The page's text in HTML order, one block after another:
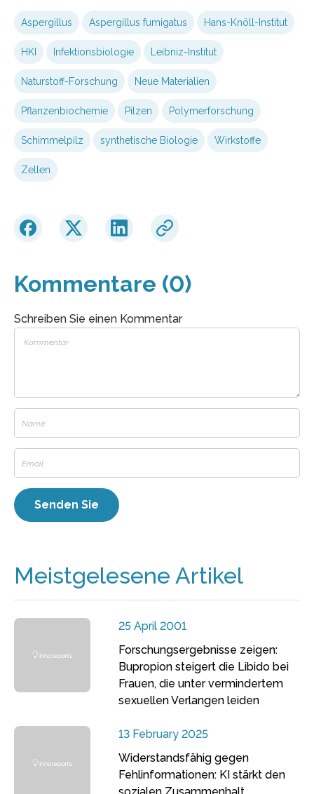
Aspergillus Aspergillus fumigatus Hans-Knöll-Institut
HKI Infektionsbiologie Leibniz-Institut
Naturstoff-Forschung Neue Materialien
Pflanzenbiochemie Pilzen Polymerforschung
Schimmelpilz synthetische Biologie Wirkstoffe
Zellen
Kommentare (0)
Schreiben Sie einen Kommentar
Meistgelesene Artikel
25 April 2001
Forschungsergebnisse zeigen:
Bupropion steigert die Libido bei
Frauen, die unter vermindertem
sexuellen Verlangen leiden
13 February 2025
Widerstandsfähig gegen
Fehlinformationen: KI stärkt den
sozialen Zusammenhalt